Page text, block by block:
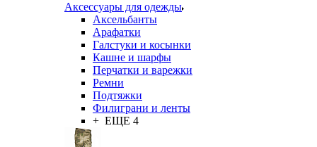
Аксессуары для одежды
Аксельбанты
Арафатки
Галстуки и косынки
Кашне и шарфы
Перчатки и варежки
Ремни
Подтяжки
Филиграни и ленты
+ ЕЩЕ 4